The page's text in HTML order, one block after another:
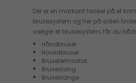
Der er en markant forskel på et
brusesystem og her på siden
vælger et brusesystem, får du
Håndbruser
Hovedbruser
Brusetermostat
Brusestang
Bruseslange